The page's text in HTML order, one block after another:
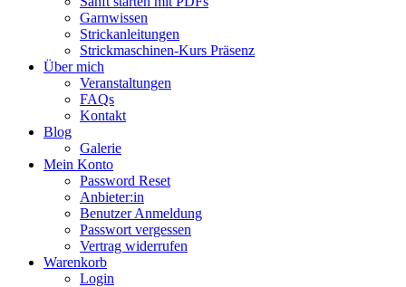
Garnwissen
Strickanleitungen
Strickmaschinen-Kurs Präsenz
Über mich
Veranstaltungen
FAQs
Kontakt
Blog
Galerie
Mein Konto
Password Reset
Anbieter:in
Benutzer Anmeldung
Passwort vergessen
Vertrag widerrufen
Warenkorb
Login